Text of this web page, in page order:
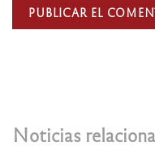
Noticias